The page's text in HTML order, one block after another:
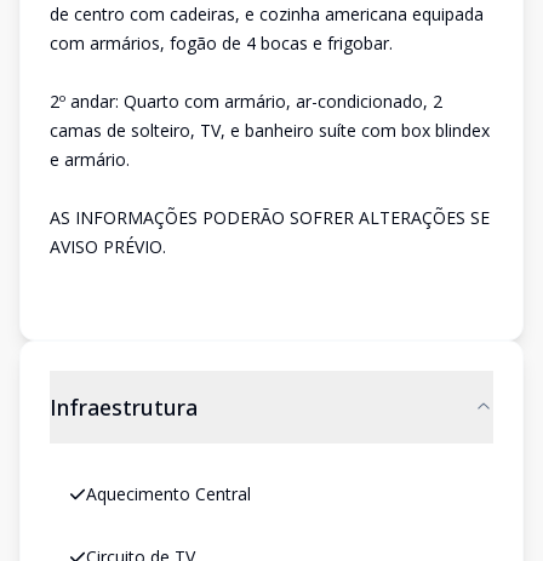
de centro com cadeiras, e cozinha americana equipada
com armários, fogão de 4 bocas e frigobar.
2º andar: Quarto com armário, ar-condicionado, 2
camas de solteiro, TV, e banheiro suíte com box blindex
e armário.
AS INFORMAÇÕES PODERÃO SOFRER ALTERAÇÕES SE
AVISO PRÉVIO.
Infraestrutura
Aquecimento Central